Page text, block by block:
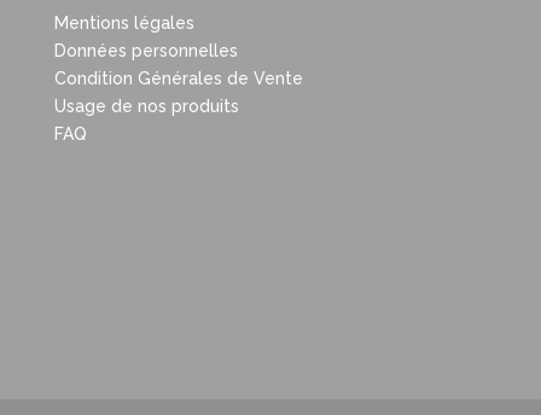
Mentions légales
Données personnelles
Condition Générales de Vente
Usage de nos produits
FAQ